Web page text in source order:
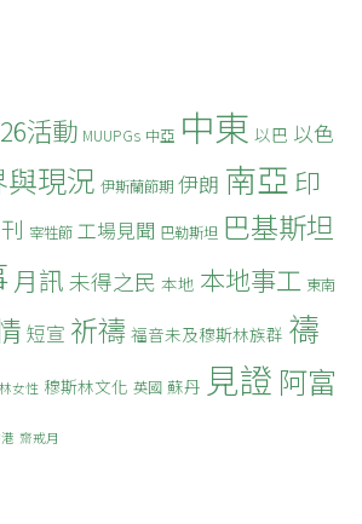
活動 MUUPGs 中亞 中東 以巴 以色
現況 伊斯蘭節期 伊朗 南亞 印
宰牲節 工場見聞 巴勒斯坦 巴基斯坦
月訊未得之民 本地 本地事工 東南
短宣 祈禱 福音未及穆斯林族群 禱
女性 穆斯林文化 英國 蘇丹 見證 阿富
齋戒月